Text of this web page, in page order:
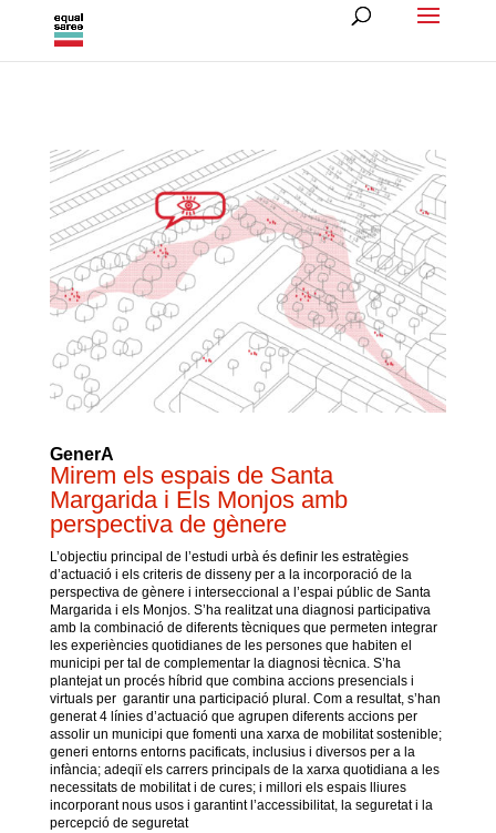
GenerA
Mirem els espais de Santa
Margarida i Els Monjos amb
perspectiva de gènere
L’objectiu principal de l’estudi urbà és definir les estratègies
d’actuació i els criteris de disseny per a la incorporació de la
perspectiva de gènere i interseccional a l’espai públic de Santa
Margarida i els Monjos. S’ha realitzat una diagnosi participativa
amb la combinació de diferents tècniques que permeten integrar
les experiències quotidianes de les persones que habiten el
municipi per tal de complementar la diagnosi tècnica. S’ha
plantejat un procés híbrid que combina accions presencials i
virtuals per garantir una participació plural. Com a resultat, s’han
generat 4 línies d’actuació que agrupen diferents accions per
assolir un municipi que fomenti una xarxa de mobilitat sostenible;
generi entorns entorns pacificats, inclusius i diversos per a la
infància; adeqiï els carrers principals de la xarxa quotidiana a les
necessitats de mobilitat i de cures; i millori els espais lliures
incorporant nous usos i garantint l’accessibilitat, la seguretat i la
percepció de seguretat